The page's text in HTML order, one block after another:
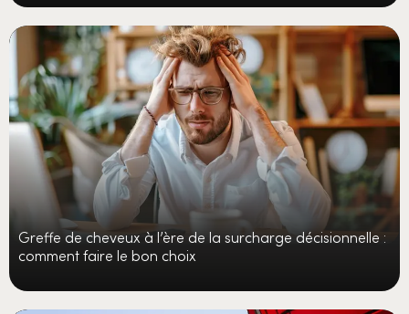
Greffe de cheveux à l’ère de la surcharge décisionnelle :
comment faire le bon choix